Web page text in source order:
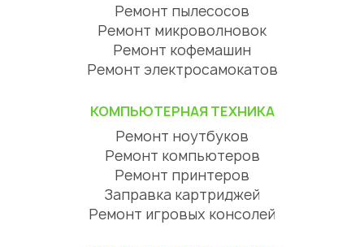
Ремонт пылесосов
Ремонт микроволновок
Ремонт кофемашин
Ремонт электросамокатов
КОМПЬЮТЕРНАЯ ТЕХНИКА
Ремонт ноутбуков
Ремонт компьютеров
Ремонт принтеров
Заправка картриджей
Ремонт игровых консолей